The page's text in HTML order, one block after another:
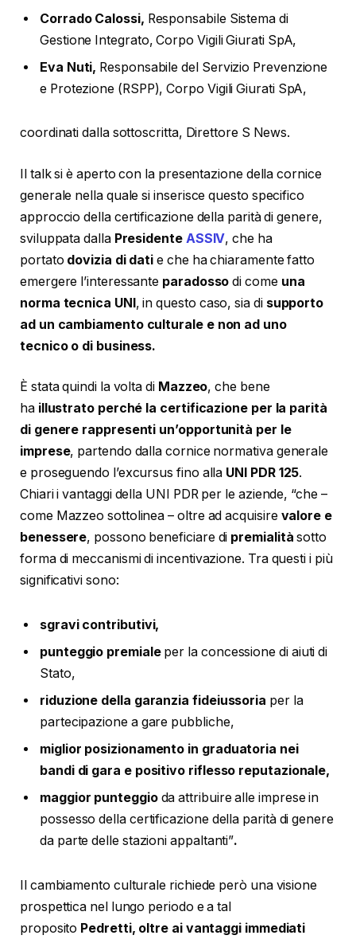
Corrado Calossi, Responsabile Sistema di
Gestione Integrato, Corpo Vigili Giurati SpA,
Eva Nuti, Responsabile del Servizio Prevenzione
e Protezione (RSPP), Corpo Vigili Giurati SpA,
coordinati dalla sottoscritta, Direttore S News.
Il talk si è aperto con la presentazione della cornice
generale nella quale si inserisce questo specifico
approccio della certificazione della parità di genere,
sviluppata dalla Presidente ASSIV, che ha
portato dovizia di dati e che ha chiaramente fatto
emergere l’interessante paradosso di come una
norma tecnica UNI, in questo caso, sia di supporto
ad un cambiamento culturale e non ad uno
tecnico o di business.
È stata quindi la volta di Mazzeo, che bene
ha illustrato perché la certificazione per la parità
di genere rappresenti un’opportunità per le
imprese, partendo dalla cornice normativa generale
e proseguendo l’excursus fino alla UNI PDR 125.
Chiari i vantaggi della UNI PDR per le aziende, “che –
come Mazzeo sottolinea – oltre ad acquisire valore e
benessere, possono beneficiare di premialità sotto
forma di meccanismi di incentivazione. Tra questi i più
significativi sono:
sgravi contributivi,
punteggio premialeper la concessione di aiuti di
Stato,
riduzione della garanzia fideiussoria per la
partecipazione a gare pubbliche,
miglior posizionamento in graduatoria nei
bandi di gara e positivo riflesso reputazionale,
maggior punteggioda attribuire alle imprese in
possesso della certificazione della parità di genere
da parte delle stazioni appaltanti”.
Il cambiamento culturale richiede però una visione
prospettica nel lungo periodo e a tal
proposito Pedretti, oltre ai vantaggi immediati